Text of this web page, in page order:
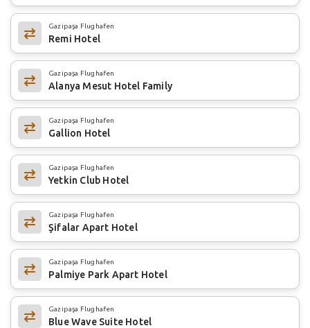
Gazipaşa Flughafen
Remi Hotel
Gazipaşa Flughafen
Alanya Mesut Hotel Family
Gazipaşa Flughafen
Gallion Hotel
Gazipaşa Flughafen
Yetkin Club Hotel
Gazipaşa Flughafen
Şifalar Apart Hotel
Gazipaşa Flughafen
Palmiye Park Apart Hotel
Gazipaşa Flughafen
Blue Wave Suite Hotel